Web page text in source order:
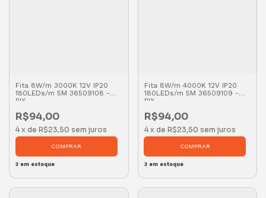
Fita 8W/m 3000K 12V IP20
180LEDs/m 5M 36509108 -
PIX
R$94,00
4 x de R$23,50 sem juros
3 em estoque
Fita 8W/m 4000K 12V IP20
180LEDs/m 5M 36509109 -
PIX
R$94,00
4 x de R$23,50 sem juros
3em estoque